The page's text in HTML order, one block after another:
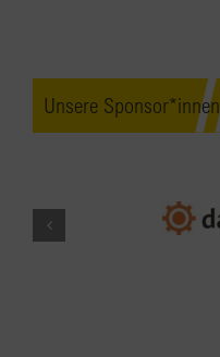
Unsere Sponsor*innen